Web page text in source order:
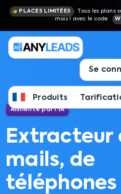
PLACES LIMITÉES Tous les plans
mois ! avec le code
Se
Produits
Alimenté par l'IA
Extracteur
mails, de